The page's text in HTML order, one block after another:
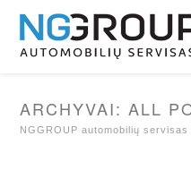
ARCHYVAI: ALL
NGGROUP automobilių servisas